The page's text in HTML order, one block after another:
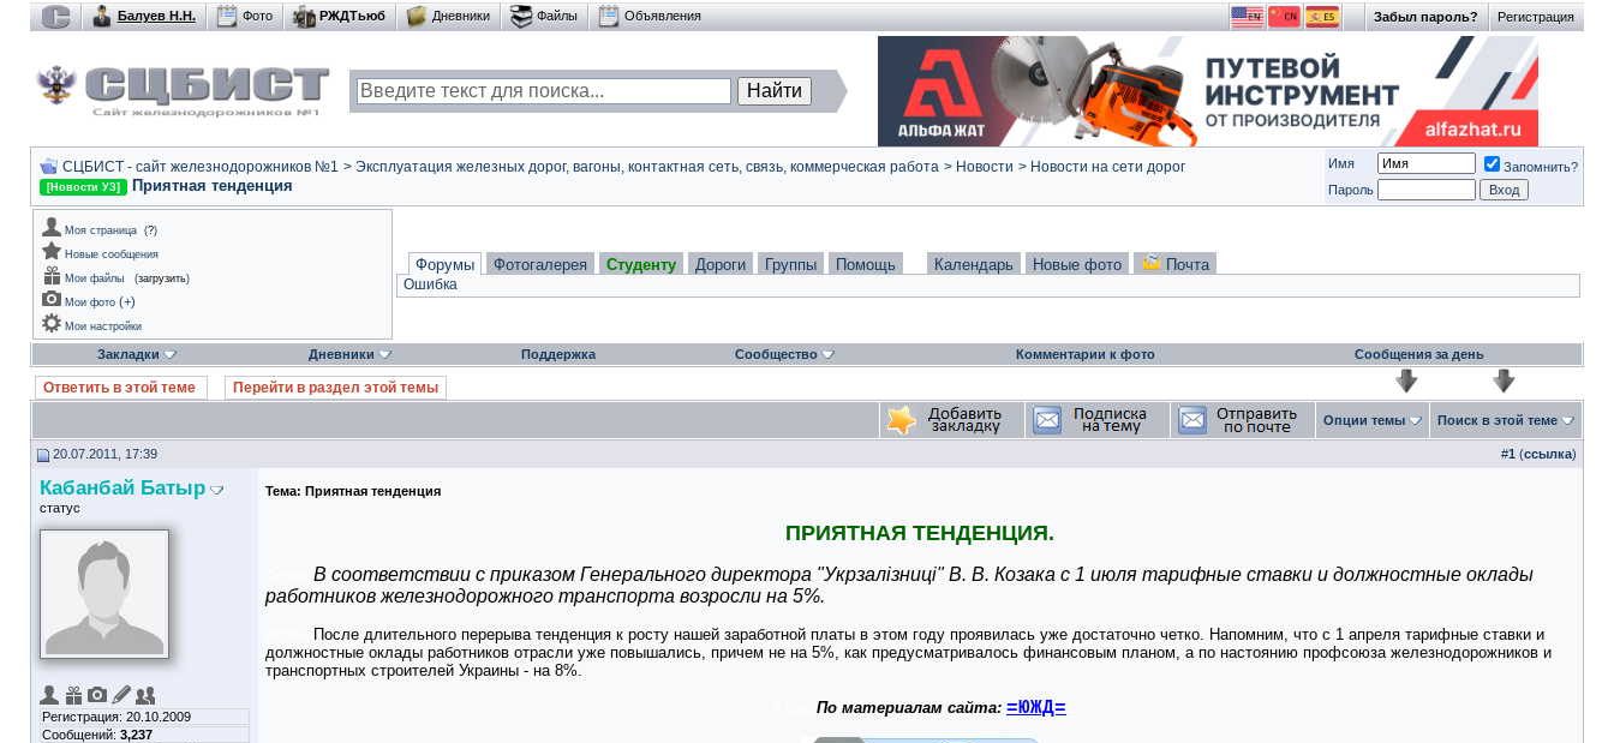
Регистрация
Забыл пароль?
Балуев Н.Н. Фото РЖДТьюб Дневники Файлы Объявления
СЦБИСТ - сайт железнодорожников №1 > Эксплуатация железных дорог, вагоны, контактная сеть, связь, коммерческая работа > Новости > Новости на сети дорог
[Новости УЗ] Приятная тенденция
Имя
Запомнить?
Пароль
Моя страница (?)
Новые сообщения
Мои файлы
(загрузить)
Мои фото (+)
Мои настройки
Форумы Фотогалерея Студенту Дороги Группы Помощь Календарь Новые фото Почта
Ошибка
Закладки Дневники Поддержка Сообщество Комментарии к фото Сообщения за день
Ответить в этой теме Перейти в раздел этой темы
Опции темы Поиск в этой теме
20.07.2011, 17:39 #1 (ссылка)
Кабанбай Батыр
статус
Регистрация: 20.10.2009
Сообщений: 3,237
Тема: Приятная тенденция
ПРИЯТНАЯ ТЕНДЕНЦИЯ.
В соответствии с приказом Генерального директора "Укрзалізниці" В. В. Козака с 1 июля тарифные ставки и должностные оклады
работников железнодорожного транспорта возросли на 5%.
После длительного перерыва тенденция к росту нашей заработной платы в этом году проявилась уже достаточно четко. Напомним, что с 1 апреля тарифные ставки и
должностные оклады работников отрасли уже повышались, причем не на 5%, как предусматривалось финансовым планом, а по настоянию профсоюза железнодорожников и
транспортных строителей Украины - на 8%.
По материалам сайта: =ЮЖД=